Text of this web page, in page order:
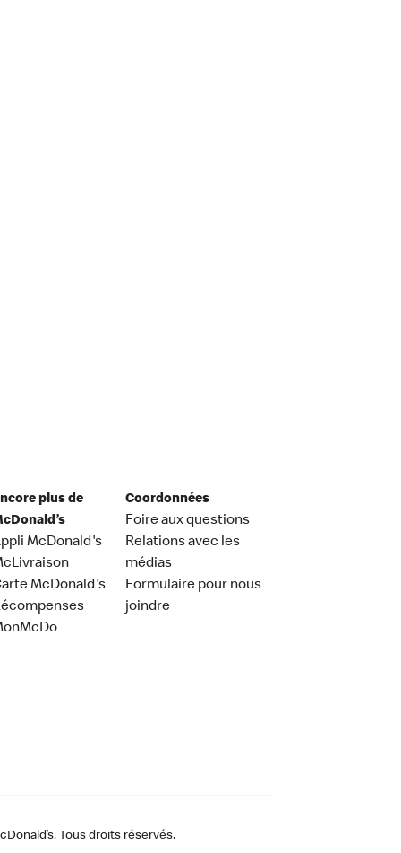
plus de
McDonald's
McDonald's
Coordonnées
Foire aux questions
Relations avec les
médias
Formulaire pour nous
joindre
Tous droits réservés.